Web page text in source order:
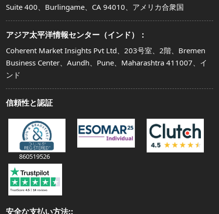
Suite 400、Burlingame、CA 94010、アメリカ合衆国
アジア太平洋情報センター（インド）：
Coherent Market Insights Pvt Ltd、203号室、2階、Bremen
Business Center、Aundh、Pune、Maharashtra 411007、イ
ンド
信頼性と認証
860519526
安全な支払い方法::